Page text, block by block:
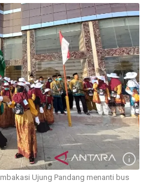
Ujung Pandang menanti bus